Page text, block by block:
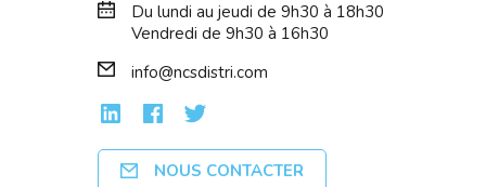
Du lundi au jeudi de 9h30 à 18h30
Vendredi de 9h30 à 16h30
info@ncsdistri.com
NOUS CONTACTER